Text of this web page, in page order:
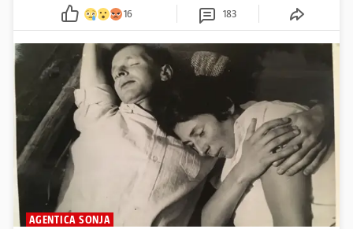
16 183
AGENTICA SONJA